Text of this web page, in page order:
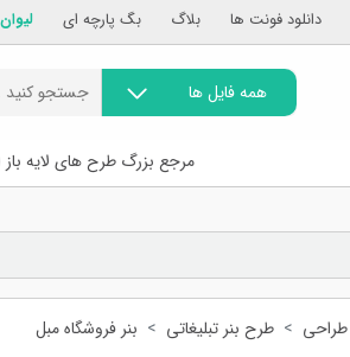
دانلود فونت ها بلاگ بگ پارچه ای
همه فایل ها
مرجع بزرگ طرح های لایه
طراحی طرح بنر تبلیغاتی
بنر فروشگاه مبل